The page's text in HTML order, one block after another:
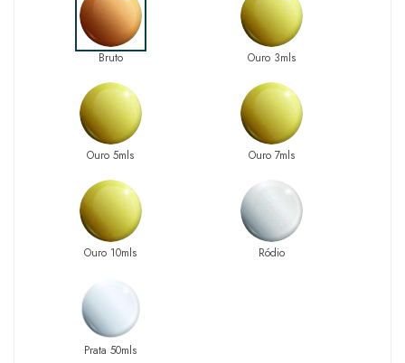
Bruto Ouro 3mls
Ouro 5mls Ouro 7mls
Ouro 10mls Ródio
Prata 50mls